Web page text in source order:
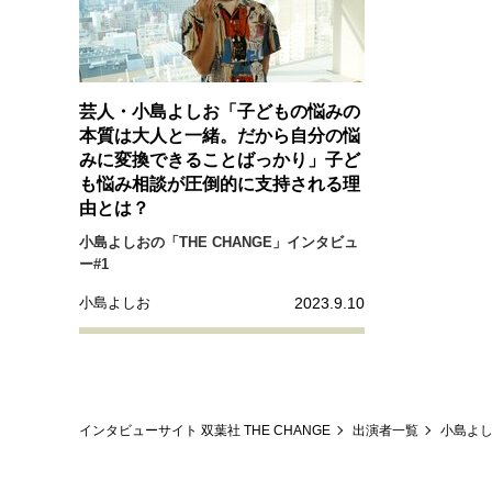
芸人・小島よしお「子どもの悩みの
本質は大人と一緒。だから自分の悩
みに変換できることばっかり」子ど
も悩み相談が圧倒的に支持される理
由とは？
小島よしおの「THE CHANGE」インタビュ
ー#1
小島よしお 2023.9.10
インタビューサイト 双葉社 THE CHANGE 出演者一覧 小島よ